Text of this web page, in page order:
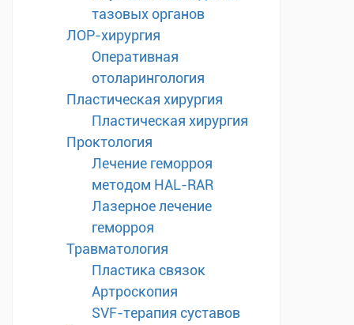
тазовых органов
ЛОР-хирургия
Оперативная
отоларингология
Пластическая хирургия
Пластическая хирургия
Проктология
Лечение геморроя
методом HAL-RAR
Лазерное лечение
геморроя
Травматология
Пластика связок
Артроскопия
SVF-терапия суставов